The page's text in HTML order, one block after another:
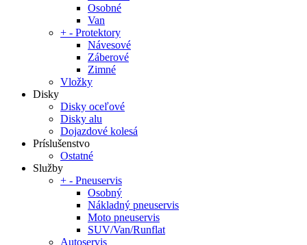
Osobné
Van
+ - Protektory
Návesové
Záberové
Zimné
Vložky
Disky
Disky oceľové
Disky alu
Dojazdové kolesá
Príslušenstvo
Ostatné
Služby
+ - Pneuservis
Osobný
Nákladný pneuservis
Moto pneuservis
SUV/Van/Runflat
Autoservis